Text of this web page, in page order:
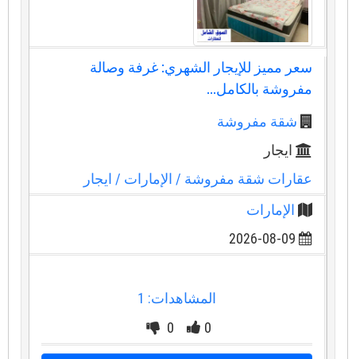
سعر مميز للإيجار الشهري: غرفة وصالة
مفروشة بالكامل...
شقة مفروشة
ايجار
عقارات شقة مفروشة/ الإمارات/ ايجار
الإمارات
2026-08-09
المشاهدات: 1
0
0